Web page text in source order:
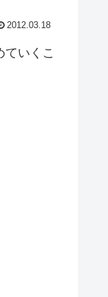
2012.03.18
いくこ